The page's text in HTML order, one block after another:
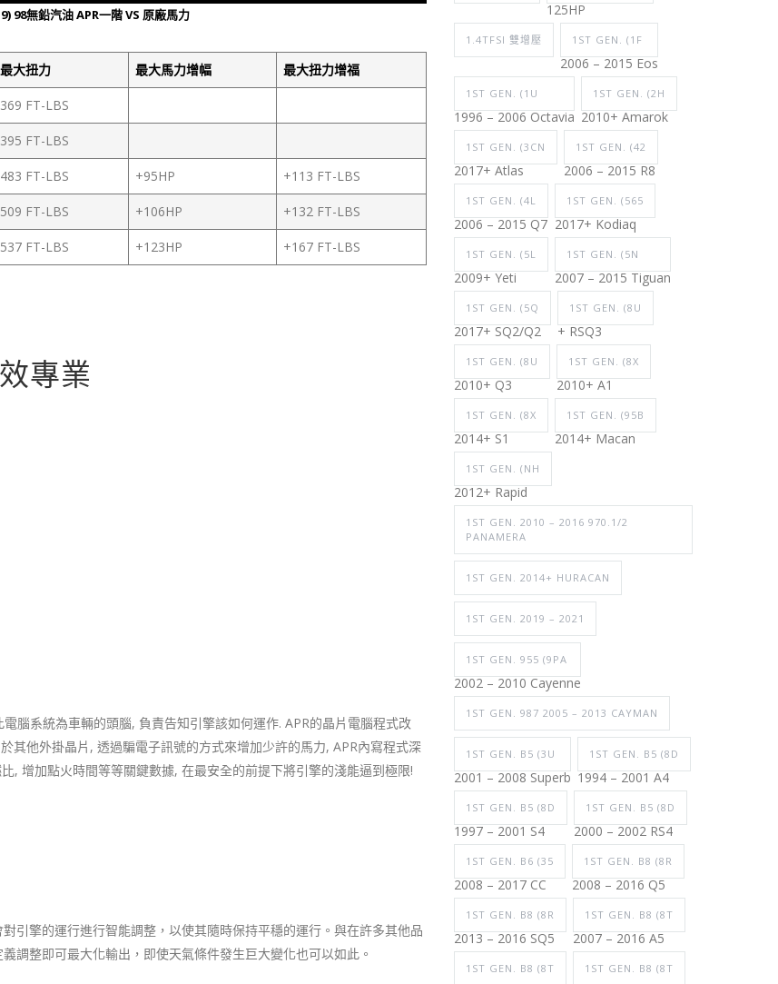
98無鉛汽油 APR一階 VS 原廠馬力
最大扭力 最大馬力增幅 最大扭力增福
369 FT-LBS
395 FT-LBS
483 FT-LBS +95HP +113 FT-LBS
509 FT-LBS +106HP +132 FT-LBS
537 FT-LBS +123HP +167 FT-LBS
專業
腦系統為車輛的頭腦, 負責告知引擎該如何運作. APR的晶片電腦程式改
其他外掛晶片, 透過騙電子訊號的方式來增加少許的馬力, APR內寫程式深
, 增加點火時間等等關鍵數據, 在最安全的前提下將引擎的淺能逼到極限!
引擎的運行進行智能調整，以使其隨時保持平穩的運行。與在許多其他品
調整即可最大化輸出，即使天氣條件發生巨大變化也可以如此。
125HP
1.4TFSI 雙增壓 1ST GEN. (1F
2006 – 2015 Eos
1ST GEN. (1U
1996 – 2006 Octavia
1ST GEN. (2H
2010+ Amarok
1ST GEN. (3CN
2017+ Atlas
1ST GEN. (42
2006 – 2015 R8
1ST GEN. (4L
2006 – 2015 Q7
1ST GEN. (565
2017+ Kodiaq
1ST GEN. (5L
2009+ Yeti
1ST GEN. (5N
2007 – 2015 Tiguan
1ST GEN. (5Q
2017+ SQ2/Q2
1ST GEN. (8U
+ RSQ3
1ST GEN. (8U
2010+ Q3
1ST GEN. (8X
2010+ A1
1ST GEN. (8X
2014+ S1
1ST GEN. (95B
2014+ Macan
1ST GEN. (NH
2012+ Rapid
1ST GEN. 2010 – 2016 970.1/2
PANAMERA
1ST GEN. 2014+ HURACAN
1ST GEN. 2019 – 2021
1ST GEN. 955 (9PA
2002 – 2010 Cayenne
1ST GEN. 987 2005 – 2013 CAYMAN
1ST GEN. B5 (3U
2001 – 2008 Superb
1ST GEN. B5 (8D
1994 – 2001 A4
1ST GEN. B5 (8D
1997 – 2001 S4
1ST GEN. B5 (8D
2000 – 2002 RS4
1ST GEN. B6 (35
2008 – 2017 CC
1ST GEN. B8 (8R
2008 – 2016 Q5
1ST GEN. B8 (8R
2013 – 2016 SQ5
1ST GEN. B8 (8T
2007 – 2016 A5
1ST GEN. B8 (8T 1ST GEN. B8 (8T